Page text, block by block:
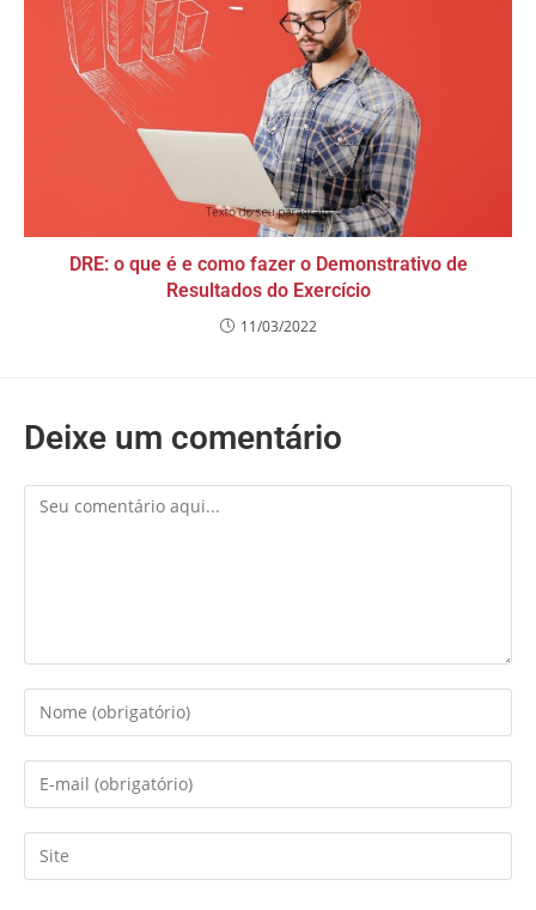
DRE: o que é e como fazer o Demonstrativo de
Resultados do Exercício
11/03/2022
Deixe um comentário